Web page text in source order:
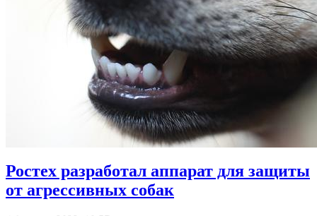
Ростех разработал аппарат для защиты
от агрессивных собак